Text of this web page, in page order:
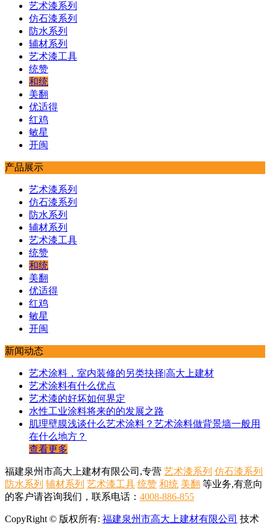
艺术漆系列
仿石漆系列
防水系列
辅材系列
艺术漆工具
统赞
和统
美翻
优适得
红鸡
敏星
开闽
产品展示
艺术漆系列
仿石漆系列
防水系列
辅材系列
艺术漆工具
统赞
和统
美翻
优适得
红鸡
敏星
开闽
新闻动态
艺术涂料，室内装修的另类抉择|高大上建材
艺术涂料有什么优点
艺术漆的好坏如何界定
水性工业涂料将来的的发展之路
肌理壁膜浅谈什么艺术涂料？艺术涂料做背景墙一般用
在什么地方？
查看更多
福建泉州市高大上建材有限公司,专营 艺术漆系列 仿石漆系列
防水系列 辅材系列 艺术漆工具 统赞 和统 美翻 等业务,有意向
的客户请咨询我们，联系电话： 4008-886-855
CopyRight © 版权所有: 福建泉州市高大上建材有限公司 技术